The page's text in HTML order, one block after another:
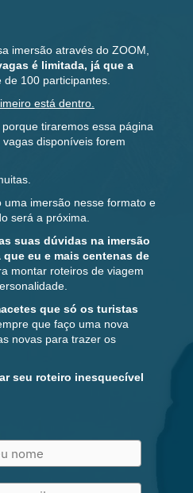
imersão através do ZOOM,
é limitada, já que a
de 100 participantes.
está dentro.
tiraremos essa página
disponíveis forem
uma imersão nesse formato e
será a próxima.
suas dúvidas na imersão
eu e mais centenas de
montar roteiros de viagem
que só os turistas
que faço uma nova
novas para trazer os
seu roteiro inesquecível